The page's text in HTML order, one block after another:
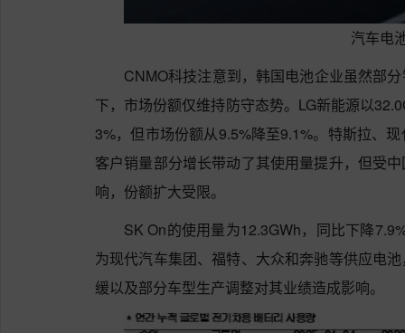
汽车电
CNMO科技注意到，韩国电池企业虽然部
下，市场份额仅维持防守态势。LG新能源以
3%，但市场份额从9.5%降至9.1%。特斯拉、
客户销量部分增长带动了其使用量提升，但受
响，份额扩大受限。
SK On的使用量为12.3GWh，同比下降
为现代汽车集团、福特、大众和奔驰等供应电
缓以及部分车型生产调整对其业绩造成影响。